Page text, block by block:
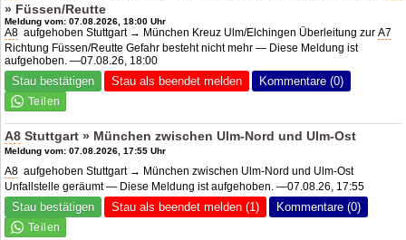
» Füssen/Reutte
Meldung vom: 07.08.2026, 18:00 Uhr
A8 aufgehoben Stuttgart → München Kreuz Ulm/Elchingen Überleitung zurA7
Richtung Füssen/Reutte Gefahr besteht nicht mehr — Diese Meldung ist
aufgehoben. —07.08.26, 18:00
Stau bestätigen Stau als beendet melden Kommentare (0)
A8 Stuttgart » München zwischen Ulm-Nord und Ulm-Ost
Meldung vom: 07.08.2026, 17:55 Uhr
A8 aufgehoben Stuttgart → München zwischen Ulm-Nord und Ulm-Ost
Unfallstelle geräumt — Diese Meldung ist aufgehoben. —07.08.26, 17:55
Stau bestätigen Stau als beendet melden (1) Kommentare (0)